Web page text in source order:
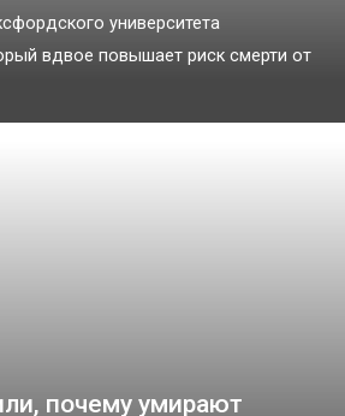
университета
вдвое повышает риск смерти от
почему умирают